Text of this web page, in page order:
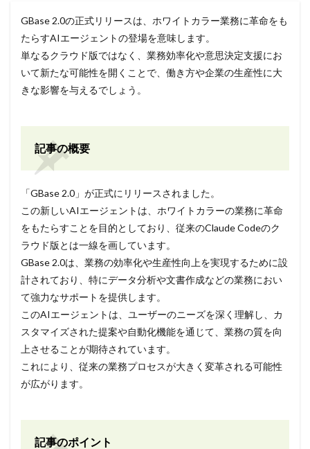
GBase 2.0の正式リリースは、ホワイトカラー業務に革命をも
たらすAIエージェントの登場を意味します。
単なるクラウド版ではなく、業務効率化や意思決定支援にお
いて新たな可能性を開くことで、働き方や企業の生産性に大
きな影響を与えるでしょう。
記事の概要
「GBase 2.0」が正式にリリースされました。
この新しいAIエージェントは、ホワイトカラーの業務に革命
をもたらすことを目的としており、従来のClaude Codeのク
ラウド版とは一線を画しています。
GBase 2.0は、業務の効率化や生産性向上を実現するために設
計されており、特にデータ分析や文書作成などの業務におい
て強力なサポートを提供します。
このAIエージェントは、ユーザーのニーズを深く理解し、カ
スタマイズされた提案や自動化機能を通じて、業務の質を向
上させることが期待されています。
これにより、従来の業務プロセスが大きく変革される可能性
が広がります。
記事のポイント